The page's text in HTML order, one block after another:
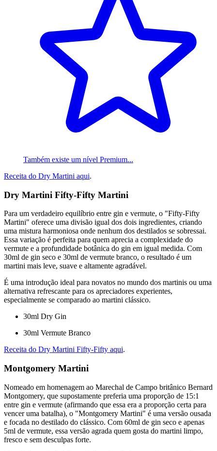
Também existe um nível Premium...
Receita do Dry Martini aqui.
Dry Martini Fifty-Fifty Martini
Para um verdadeiro equilíbrio entre gin e vermute, o "Fifty-Fifty
Martini" oferece uma divisão igual dos dois ingredientes, criando
uma mistura harmoniosa onde nenhum dos destilados se sobressai.
Essa variação é perfeita para quem aprecia a complexidade do
vermute e a profundidade botânica do gin em igual medida. Com
30ml de gin seco e 30ml de vermute branco, o resultado é um
martini mais leve, suave e altamente agradável.
É uma introdução ideal para novatos no mundo dos martinis ou uma
alternativa refrescante para os apreciadores experientes,
especialmente se comparado ao martini clássico.
30ml Dry Gin
30ml Vermute Branco
Receita do Dry Martini Fifty-Fifty aqui.
Montgomery Martini
Nomeado em homenagem ao Marechal de Campo britânico Bernard
Montgomery, que supostamente preferia uma proporção de 15:1
entre gin e vermute (afirmando que essa era a proporção certa para
vencer uma batalha), o "Montgomery Martini" é uma versão ousada
e focada no destilado do clássico. Com 60ml de gin seco e apenas
5ml de vermute, essa versão agrada quem gosta do martini limpo,
fresco e sem desculpas forte.